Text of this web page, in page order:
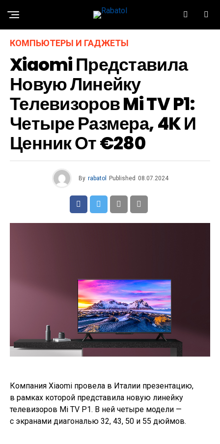
КОМПЬЮТЕРЫ И ГАДЖЕТЫ
Xiaomi Представила
Новую Линейку
Телевизоров Mi TV P1:
Четыре Размера, 4K И
Ценник От €280
By rabatol Published 08.07.2024
Компания Xiaomi провела в Италии презентацию,
в рамках которой представила новую линейку
телевизоров Mi TV P1. В ней четыре модели —
с экранами диагональю 32, 43, 50 и 55 дюймов.